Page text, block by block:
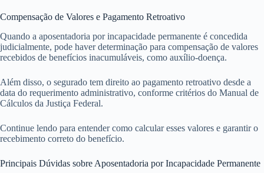
Compensação de Valores e Pagamento Retroativo
Quando a aposentadoria por incapacidade permanente é concedida
judicialmente, pode haver determinação para compensação de valores
recebidos de benefícios inacumuláveis, como auxílio-doença.
Além disso, o segurado tem direito ao pagamento retroativo desde a
data do requerimento administrativo, conforme critérios do Manual de
Cálculos da Justiça Federal.
Continue lendo para entender como calcular esses valores e garantir o
recebimento correto do benefício.
Principais Dúvidas sobre Aposentadoria por Incapacidade Permanente